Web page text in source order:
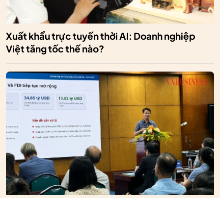
Xuất khẩu trực tuyến thời AI: Doanh nghiệp
Việt tăng tốc thế nào?